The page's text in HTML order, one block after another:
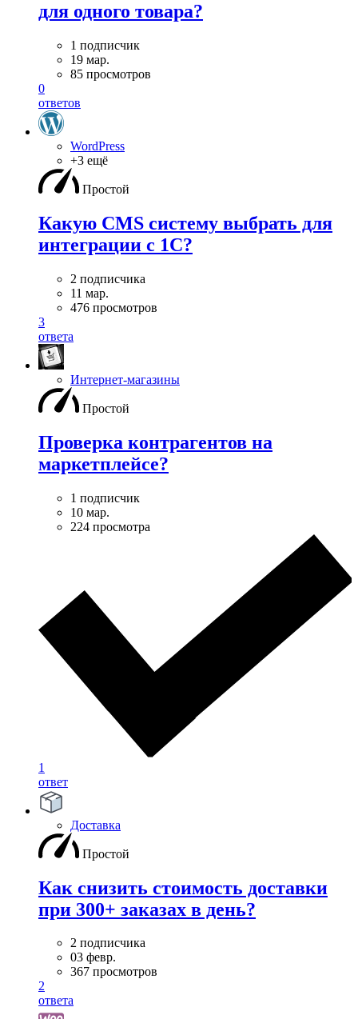
для одного товара?
1 подписчик
19 мар.
85 просмотров
0
ответов
WordPress
+3 ещё
Простой
Какую CMS систему выбрать для
интеграции с 1С?
2 подписчика
11 мар.
476 просмотров
3
ответа
Интернет-магазины
Простой
Проверка контрагентов на
маркетплейсе?
1 подписчик
10 мар.
224 просмотра
1
ответ
Доставка
Простой
Как снизить стоимость доставки
при 300+ заказах в день?
2 подписчика
03 февр.
367 просмотров
2
ответа